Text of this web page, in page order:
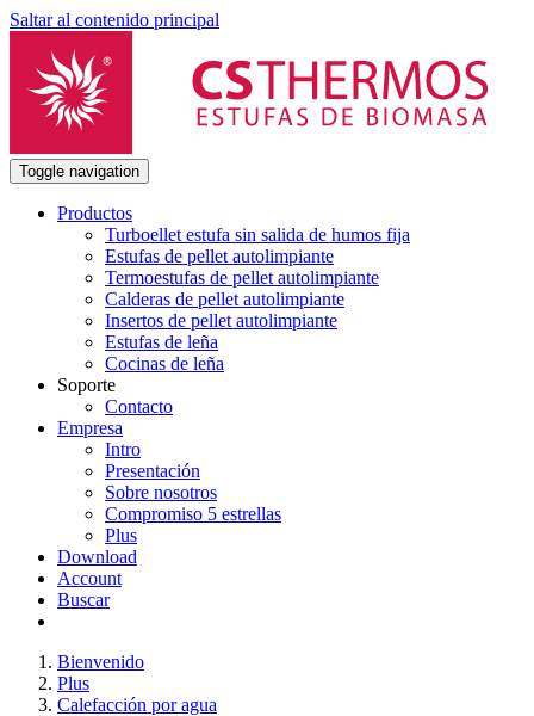
Saltar al contenido principal
Toggle navigation
Productos
Turboellet estufa sin salida de humos fija
Estufas de pellet autolimpiante
Termoestufas de pellet autolimpiante
Calderas de pellet autolimpiante
Insertos de pellet autolimpiante
Estufas de leña
Cocinas de leña
Soporte
Contacto
Empresa
Intro
Presentación
Sobre nosotros
Compromiso 5 estrellas
Plus
Download
Account
Buscar
Bienvenido
Plus
Calefacción por agua